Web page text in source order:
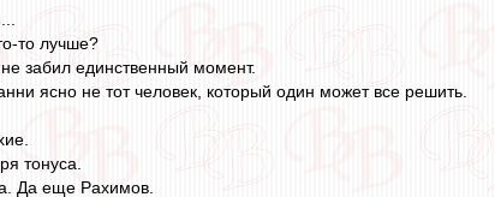
то лучше?
забил единственный момент.
ясно не тот человек, который один может все решить.
тонуса.
Да еще Рахимов.